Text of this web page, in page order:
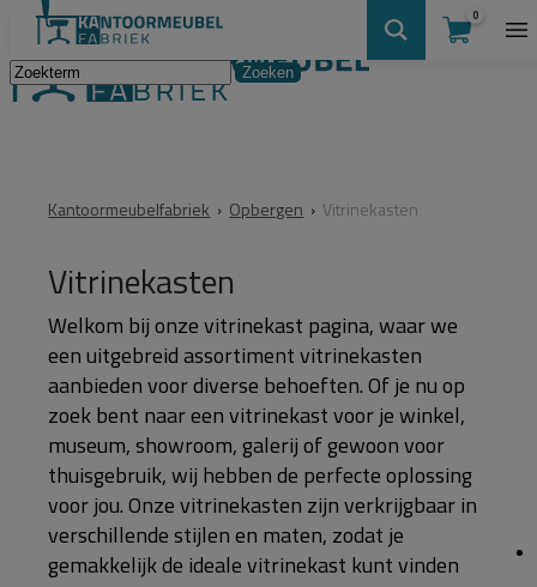
0
Kantoormeubelfabriek › Opbergen › Vitrinekasten
Vitrinekasten
Welkom bij onze vitrinekast pagina, waar we
een uitgebreid assortiment vitrinekasten
aanbieden voor diverse behoeften. Of je nu op
zoek bent naar een vitrinekast voor je winkel,
museum, showroom, galerij of gewoon voor
thuisgebruik, wij hebben de perfecte oplossing
voor jou. Onze vitrinekasten zijn verkrijgbaar in
verschillende stijlen en maten, zodat je
gemakkelijk de ideale vitrinekast kunt vinden